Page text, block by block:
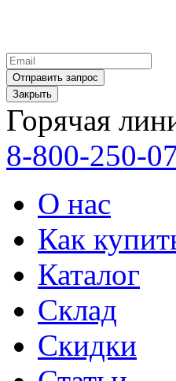
Закрыть
Горячая
8-800-250-
О нас
Как
Каталог
Склад
Скидки